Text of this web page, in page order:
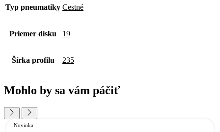
Typ pneumatiky Cestné
Priemer disku 19
Šírka profilu 235
Mohlo by sa vám páčiť
Novinka